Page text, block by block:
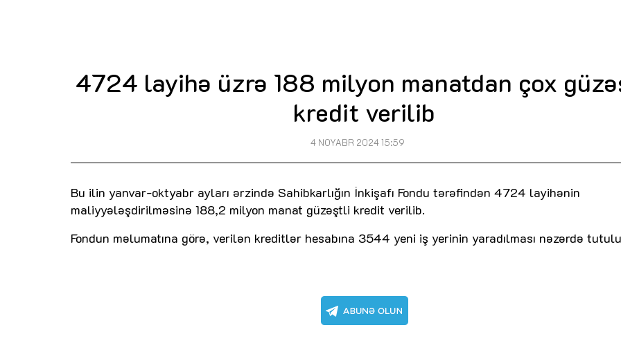
4724 layihə üzrə 188 milyon manatdan çox
kredit verilib
4 NOYABR 2024 15:59
Bu ilin yanvar-oktyabr ayları ərzində Sahibkarlığın İnkişafı Fondu tərəfindən 4724 layihənin
maliyyələşdirilməsinə 188,2 milyon manat güzəştli kredit verilib.
Fondun məlumatına görə, verilən kreditlər hesabına 3544 yeni iş yerinin yaradılması nəzərdə